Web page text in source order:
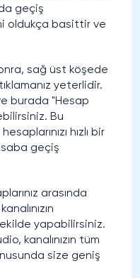
geçiş
oldukça basittir ve
sağ üst köşede
yeterlidir.
burada "Hesap
Bu
hızlı bir
geçiş
arasında
yapabilirsiniz.
kanalınızın tüm
size geniş